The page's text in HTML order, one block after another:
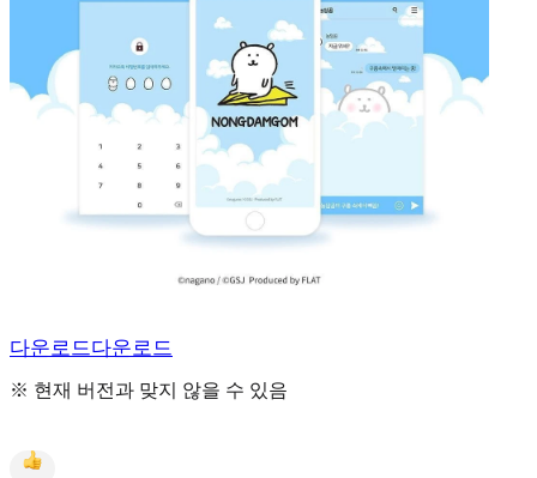
다운로드다운로드
※ 현재 버전과 맞지 않을 수 있음